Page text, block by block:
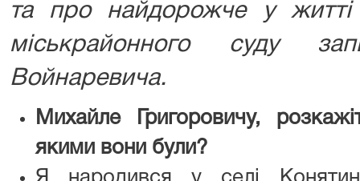
та про найдорожче у житті
міськрайонного суду
Войнаревича.
Михайле Григоровичу,
якими вони були?